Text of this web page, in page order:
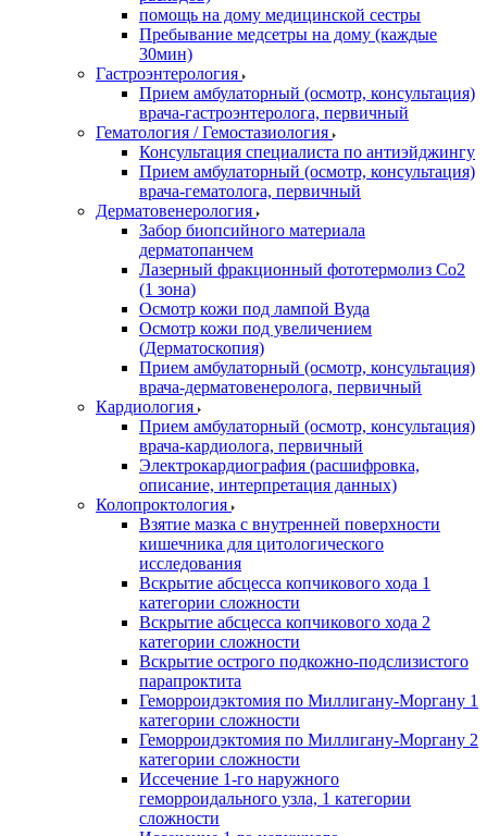
помощь на дому медицинской сестры
Пребывание медсетры на дому (каждые
30мин)
Гастроэнтерология
Прием амбулаторный (осмотр, консультация)
врача-гастроэнтеролога, первичный
Гематология / Гемостазиология
Консультация специалиста по антиэйджингу
Прием амбулаторный (осмотр, консультация)
врача-гематолога, первичный
Дерматовенерология
Забор биопсийного материала
дерматопанчем
Лазерный фракционный фототермолиз Со2
(1 зона)
Осмотр кожи под лампой Вуда
Осмотр кожи под увеличением
(Дерматоскопия)
Прием амбулаторный (осмотр, консультация)
врача-дерматовенеролога, первичный
Кардиология
Прием амбулаторный (осмотр, консультация)
врача-кардиолога, первичный
Электрокардиография (расшифровка,
описание, интерпретация данных)
Колопроктология
Взятие мазка с внутренней поверхности
кишечника для цитологического
исследования
Вскрытие абсцесса копчикового хода 1
категории сложности
Вскрытие абсцесса копчикового хода 2
категории сложности
Вскрытие острого подкожно-подслизистого
парапроктита
Геморроидэктомия по Миллигану-Моргану 1
категории сложности
Геморроидэктомия по Миллигану-Моргану 2
категории сложности
Иссечение 1-го наружного
геморроидального узла, 1 категории
сложности